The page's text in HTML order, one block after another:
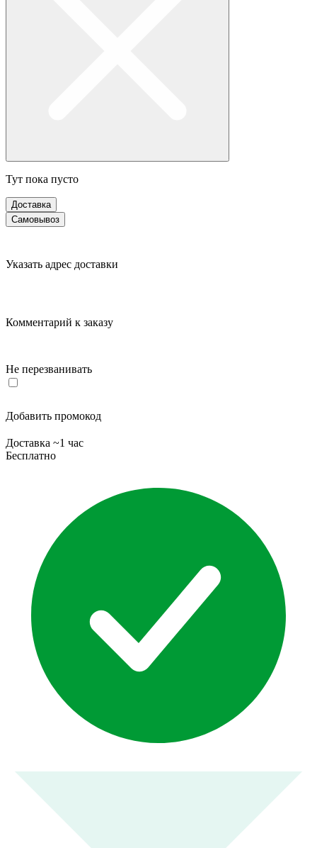
Тут пока пусто
Доставка
Самовывоз
Указать адрес доставки
Комментарий к заказу
Не перезванивать
Добавить промокод
Доставка ~1 час
Бесплатно